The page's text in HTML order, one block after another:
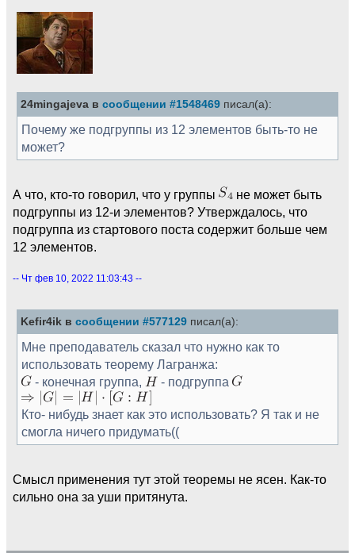
24mingajeva в сообщении #1548469 писал(а):
Почему же подгруппы из 12 элементов быть-то не
может?
А что, кто-то говорил, что у группы
не может быть
подгруппы из 12-и элементов? Утверждалось, что
подгруппа из стартового поста содержит больше чем
12 элементов.
-- Чт фев 10, 2022 11:03:43 --
Kefir4ik в сообщении #577129 писал(а):
Мне преподаватель сказал что нужно как то
использовать теорему Лагранжа:
- конечная группа,
- подгруппа
Кто- нибудь знает как это использовать? Я так и не
смогла ничего придумать((
Смысл применения тут этой теоремы не ясен. Как-то
сильно она за уши притянута.